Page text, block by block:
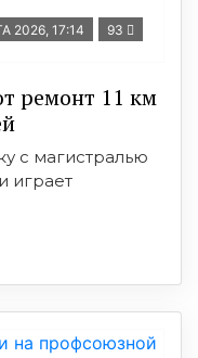
2026, 17:14 93
ремонт 11 км
с магистралью
играет